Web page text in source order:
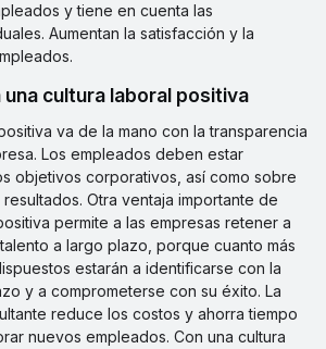
y tiene en cuenta las
Aumentan la satisfacción y la
una cultura laboral positiva
va de la mano con la transparencia
Los empleados deben estar
objetivos corporativos, así como sobre
Otra ventaja importante de
permite a las empresas retener a
a largo plazo, porque cuanto más
estarán a identificarse con la
y a comprometerse con su éxito. La
reduce los costos y ahorra tiempo
nuevos empleados. Con una cultura